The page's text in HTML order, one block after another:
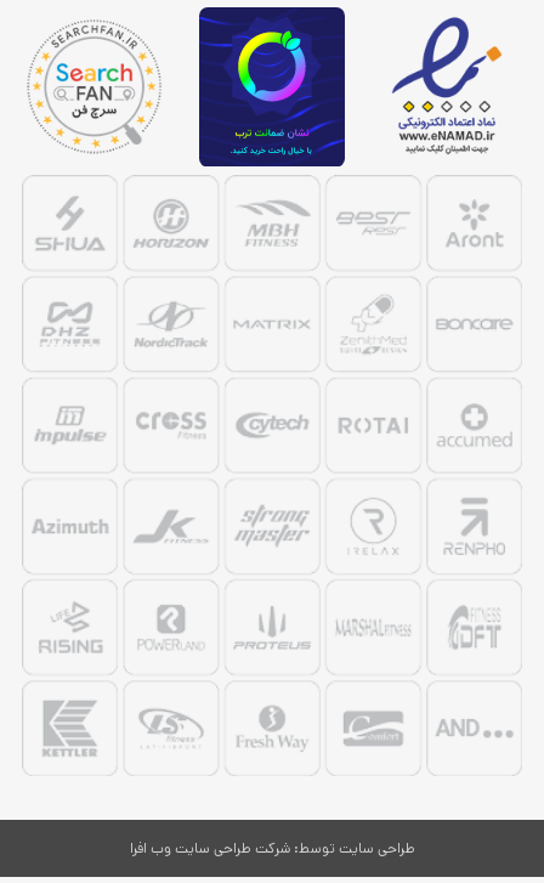
طراحی سایت توسط:شرکت طراحی سایت وب افرا